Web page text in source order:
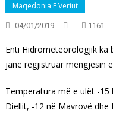
Maqedonia E Veriut
04/01/2019 1161
Enti Hidrometeorologjik ka
janë regjistruar mëngjesin
Temperatura më e ulët -
Diellit, -12 në Mavrovë dhe